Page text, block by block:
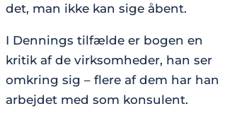
det, man ikke kan sige åbent.
I Dennings tilfælde er bogen en
kritik af de virksomheder, han ser
omkring sig – flere af dem har han
arbejdet med som konsulent.